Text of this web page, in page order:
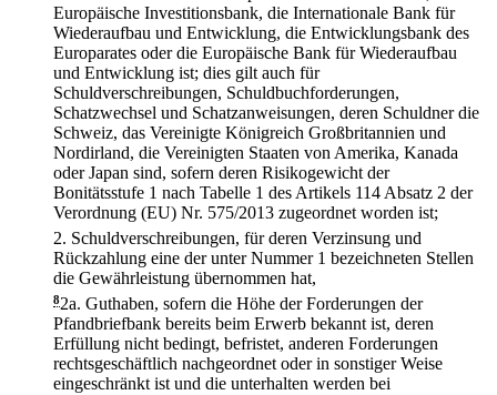
Europäische Investitionsbank, die Internationale Bank für
Wiederaufbau und Entwicklung, die Entwicklungsbank des
Europarates oder die Europäische Bank für Wiederaufbau
und Entwicklung ist; dies gilt auch für
Schuldverschreibungen, Schuldbuchforderungen,
Schatzwechsel und Schatzanweisungen, deren Schuldner die
Schweiz, das Vereinigte Königreich Großbritannien und
Nordirland, die Vereinigten Staaten von Amerika, Kanada
oder Japan sind, sofern deren Risikogewicht der
Bonitätsstufe 1 nach Tabelle 1 des Artikels 114 Absatz 2 der
Verordnung (EU) Nr. 575/2013 zugeordnet worden ist;
2. Schuldverschreibungen, für deren Verzinsung und
Rückzahlung eine der unter Nummer 1 bezeichneten Stellen
die Gewährleistung übernommen hat,
82a. Guthaben, sofern die Höhe der Forderungen der
Pfandbriefbank bereits beim Erwerb bekannt ist, deren
Erfüllung nicht bedingt, befristet, anderen Forderungen
rechtsgeschäftlich nachgeordnet oder in sonstiger Weise
eingeschränkt ist und die unterhalten werden bei